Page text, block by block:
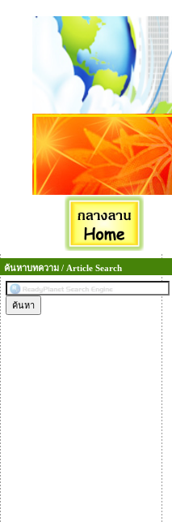
ค้นหาบทความ / Article Search